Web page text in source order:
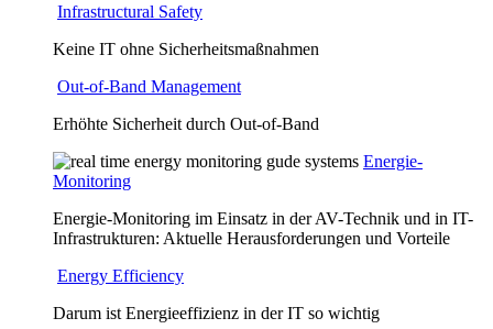
Infrastructural Safety
Keine IT ohne Sicherheitsmaßnahmen
Out-of-Band Management
Erhöhte Sicherheit durch Out-of-Band
Energie-
Monitoring
Energie-Monitoring im Einsatz in der AV-Technik und in IT-
Infrastrukturen: Aktuelle Herausforderungen und Vorteile
Energy Efficiency
Darum ist Energieeffizienz in der IT so wichtig